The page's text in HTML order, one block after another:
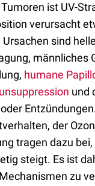
ist UV-
verursacht
sind
männliches
humane
und
der
tragen dazu bei,
steigt. Es ist
zu